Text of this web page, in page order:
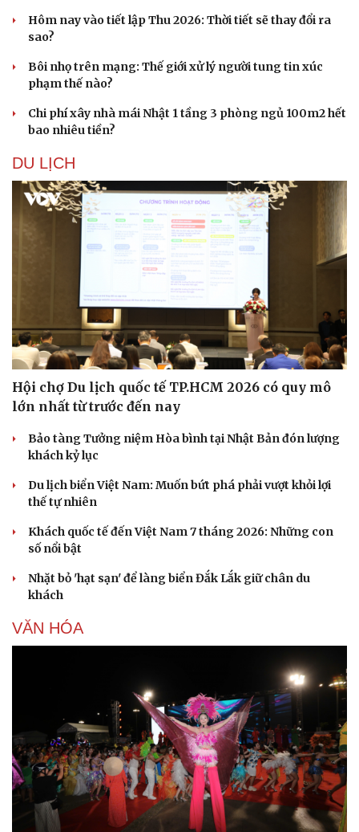
Sức khỏe
Dinh dưỡng - món ngon
Cây thuốc
Nhi khoa
Nam khoa
Làm đẹp - giảm cân
Phòng mạch online
Ăn sạch sống khỏe
Nhà đẹp
Hôm nay vào tiết lập Thu 2026: Thời tiết sẽ thay đổi ra
sao?
Bôi nhọ trên mạng: Thế giới xử lý người tung tin xúc
phạm thế nào?
Chi phí xây nhà mái Nhật 1 tầng 3 phòng ngủ 100m2 hết
bao nhiêu tiền?
DU LỊCH
Hội chợ Du lịch quốc tế TP.HCM 2026 có quy mô
lớn nhất từ trước đến nay
Bảo tàng Tưởng niệm Hòa bình tại Nhật Bản đón lượng
khách kỷ lục
Du lịch biển Việt Nam: Muốn bứt phá phải vượt khỏi lợi
thế tự nhiên
Khách quốc tế đến Việt Nam 7 tháng 2026: Những con
số nổi bật
Nhặt bỏ 'hạt sạn' để làng biển Đắk Lắk giữ chân du
khách
VĂN HÓA